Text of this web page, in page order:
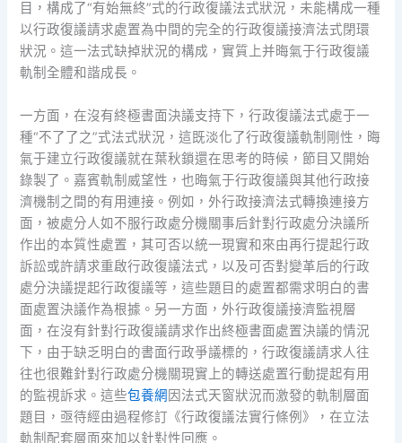
目，構成了“有始無終”式的行政復議法式狀況，未能構成一種
以行政復議請求處置為中間的完全的行政復議接濟法式閉環
狀況。這一法式缺掉狀況的構成，實質上并晦氣于行政復議
軌制全體和諧成長。
一方面，在沒有終極書面決議支持下，行政復議法式處于一
種“不了了之”式法式狀況，這既淡化了行政復議軌制剛性，晦
氣于建立行政復議就在葉秋鎖還在思考的時候，節目又開始
錄製了。嘉賓軌制威望性，也晦氣于行政復議與其他行政接
濟機制之間的有用連接。例如，外行政接濟法式轉換連接方
面，被處分人如不服行政處分機關事后針對行政處分決議所
作出的本質性處置，其可否以統一現實和來由再行提起行政
訴訟或許請求重啟行政復議法式，以及可否對變革后的行政
處分決議提起行政復議等，這些題目的處置都需求明白的書
面處置決議作為根據。另一方面，外行政復議接濟監視層
面，在沒有針對行政復議請求作出終極書面處置決議的情況
下，由于缺乏明白的書面行政爭議標的，行政復議請求人往
往也很難針對行政處分機關現實上的轉送處置行動提起有用
的監視訴求。這些包養網 因法式天窗狀況而激發的軌制層面
題目，亟待經由過程修訂《行政復議法實行條例》，在立法
軌制配套層面來加以針對性回應。